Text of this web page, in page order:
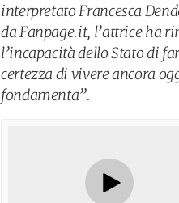
interpretato Francesca
da Fanpage.it, l’attrice ha
l’incapacità dello Stato di
certezza di vivere ancora
fondamenta”.